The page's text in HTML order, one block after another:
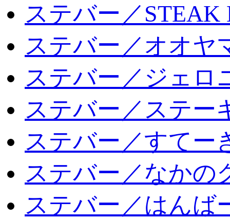
ステバー／STEAK
ステバー／オオヤ
ステバー／ジェロ
ステバー／ステー
ステバー／すてー
ステバー／なかの
ステバー／はんば